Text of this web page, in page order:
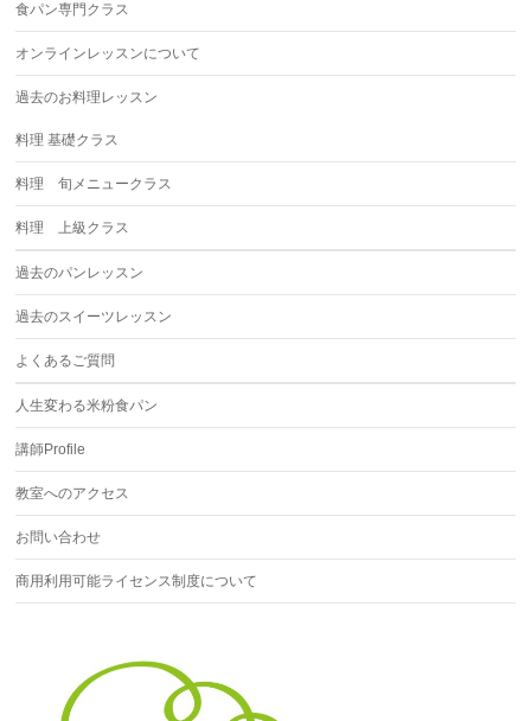
食パン専門クラス
オンラインレッスンについて
過去のお料理レッスン
料理 基礎クラス
料理 旬メニュークラス
料理 上級クラス
過去のパンレッスン
過去のスイーツレッスン
よくあるご質問
人生変わる米粉食パン
講師Profile
教室へのアクセス
お問い合わせ
商用利用可能ライセンス制度について